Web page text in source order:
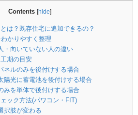
Contents [hide]
は？既存住宅に追加できるの？
かりやすく整理
・向いていない人の違い
期の目安
ルのみを後付けする場合
光に蓄電池を後付けする場合
を単体で後付けする場合
ック方法(パワコン・FIT)
択肢が変わる